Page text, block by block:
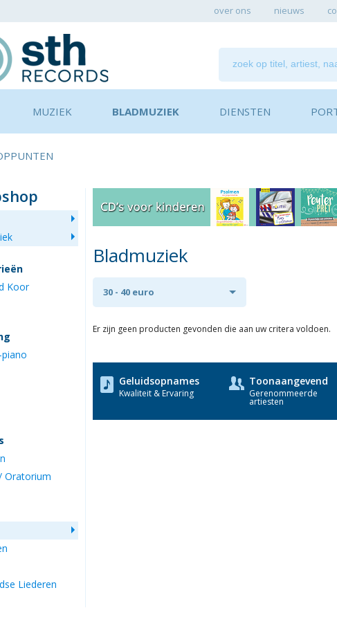
over ons nieuws
MUZIEK BLADMUZIEK DIENSTEN
Koor
Oratorium
Liederen
Bladmuziek
30 - 40 euro
Er zijn geen producten gevonden die aan uw critera voldoen.
Geluidsopnames
Kwaliteit & Ervaring
Toonaangevend
Gerenommeerde
artiesten